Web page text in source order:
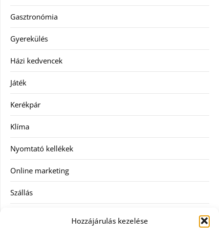
Hozzájárulás kezelése
Gasztronómia
Gyerekülés
Házi kedvencek
Játék
Kerékpár
Klíma
Nyomtató kellékek
Online marketing
Szállás